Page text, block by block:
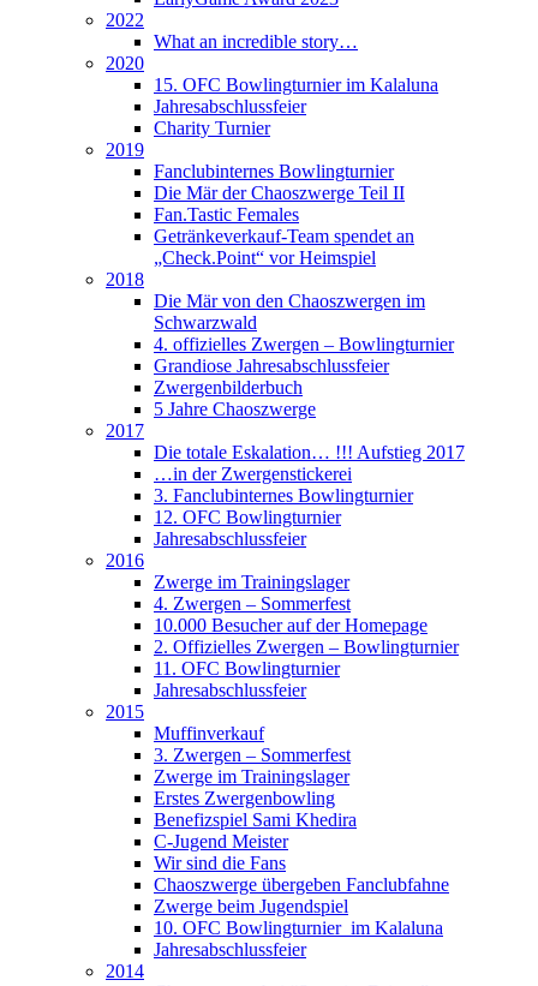
2022
What an incredible story…
2020
15. OFC Bowlingturnier im Kalaluna
Jahresabschlussfeier
Charity Turnier
2019
Fanclubinternes Bowlingturnier
Die Mär der Chaoszwerge Teil II
Fan.Tastic Females
Getränkeverkauf-Team spendet an
„Check.Point“ vor Heimspiel
2018
Die Mär von den Chaoszwergen im
Schwarzwald
4. offizielles Zwergen – Bowlingturnier
Grandiose Jahresabschlussfeier
Zwergenbilderbuch
5 Jahre Chaoszwerge
2017
Die totale Eskalation… !!! Aufstieg 2017
…in der Zwergenstickerei
3. Fanclubinternes Bowlingturnier
12. OFC Bowlingturnier
Jahresabschlussfeier
2016
Zwerge im Trainingslager
4. Zwergen – Sommerfest
10.000 Besucher auf der Homepage
2. Offizielles Zwergen – Bowlingturnier
11. OFC Bowlingturnier
Jahresabschlussfeier
2015
Muffinverkauf
3. Zwergen – Sommerfest
Zwerge im Trainingslager
Erstes Zwergenbowling
Benefizspiel Sami Khedira
C-Jugend Meister
Wir sind die Fans
Chaoszwerge übergeben Fanclubfahne
Zwerge beim Jugendspiel
10. OFC Bowlingturnier im Kalaluna
Jahresabschlussfeier
2014